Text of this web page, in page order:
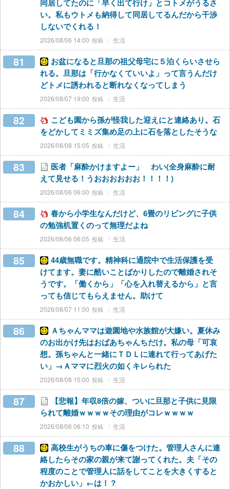
同居してたのに「早く出て行け」とコトメがうるさ
い。私もウトメも納得して同居してるんだから干渉
しないでくれる！
2026/08/06 14:00 生活
81
お盆になると旦那の祖父母宅に５泊くらいさせら
れる。旦那は「行かなくていいよ」って言うんだけ
どトメに誘われると断れなくなってしまう
2026/08/07 19:00 生活
82
こども園から孫が怪我した迎えにと連絡あり。石
をどかしてミミズ集め足の上に石を落としたそうな
2026/08/08 15:05 生活
83
医者「麻酔かけますよー」 わい(全身麻酔に耐
えて見せる！うおおおおおお！！！！)
2026/08/06 06:00 生活
84
春から小学生なんだけど、6畳のリビングに子供
の勉強机置くのって無理だよね
2026/08/06 06:05 生活
85
44歳無職です。精神科に通院中で生活保護を受
けてます。妻に酷いことばかりしたので離婚されそ
うです。「働くから」「心を入れ替えるから」と言
っても信じてもらえません。助けて
2026/08/07 11:00 生活
86
Ａちゃんママは遊園地や水族館が大嫌い。夏休み
のお出かけ先はおばあちゃんちだけ。私の母「可哀
想。孫ちゃんと一緒にＴＤＬに連れて行ってあげた
い」→Ａママに烈火の如くキレられた
2026/08/08 15:00 生活
87
【悲報】年収8倍の嫁、ついに旦那と子供に見限
られて離婚ｗｗｗｗその理由がコレｗｗｗｗ
2026/08/06 06:10 生活
88
高校生がうちの車に傷をつけた。管理人さんに連
絡したらその家の親が来て謝ってくれた。夫「その
程度のことで管理人に話をしてことを大きくすると
かおかしい」←は！？